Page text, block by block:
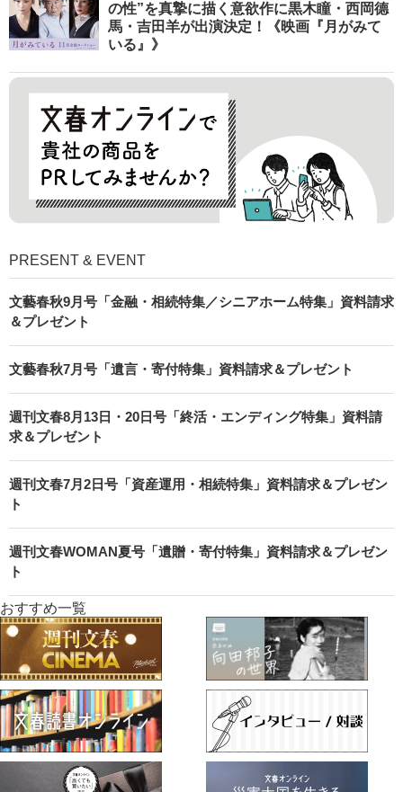
の性”を真摯に描く意欲作に黒木瞳・西岡德
馬・吉田羊が出演決定！《映画『月がみて
いる』》
PRESENT & EVENT
文藝春秋9月号「金融・相続特集／シニアホーム特集」資料請求
＆プレゼント
文藝春秋7月号「遺言・寄付特集」資料請求＆プレゼント
週刊文春8月13日・20日号「終活・エンディング特集」資料請
求＆プレゼント
週刊文春7月2日号「資産運用・相続特集」資料請求＆プレゼン
ト
週刊文春WOMAN夏号「遺贈・寄付特集」資料請求＆プレゼン
ト
おすすめ一覧